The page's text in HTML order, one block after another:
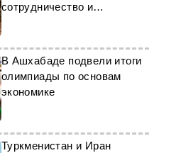
сотрудничество и
прикладные исследования
В Ашхабаде подвели итоги
олимпиады по основам
экономике
Туркменистан и Иран